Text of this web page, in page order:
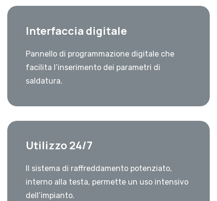
Interfaccia digitale
Pannello di programmazione digitale che
facilita l’inserimento dei parametri di
saldatura.
Utilizzo 24/7
Il sistema di raffreddamento potenziato,
interno alla testa, permette un uso intensivo
dell’impianto.